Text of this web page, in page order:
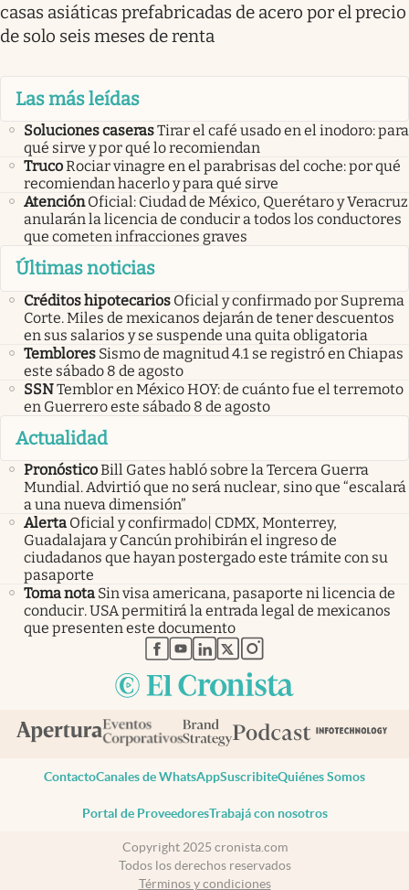
casas asiáticas prefabricadas de acero por el precio
de solo seis meses de renta
Las más leídas
Soluciones caserasTirar el café usado en el inodoro: para
qué sirve y por qué lo recomiendan
TrucoRociar vinagre en el parabrisas del coche: por qué
recomiendan hacerlo y para qué sirve
Atención Oficial: Ciudad de México, Querétaro y Veracruz
anularán la licencia de conducir a todos los conductores
que cometen infracciones graves
Últimas noticias
Créditos hipotecarios Oficial y confirmado por Suprema
Corte. Miles de mexicanos dejarán de tener descuentos
en sus salarios y se suspende una quita obligatoria
Temblores Sismo de magnitud 4.1 se registró en Chiapas
este sábado 8 de agosto
SSNTemblor en México HOY: de cuánto fue el terremoto
en Guerrero este sábado 8 de agosto
Actualidad
PronósticoBill Gates habló sobre la Tercera Guerra
Mundial. Advirtió que no será nuclear, sino que “escalará
a una nueva dimensión”
Alerta Oficial y confirmado| CDMX, Monterrey,
Guadalajara y Cancún prohibirán el ingreso de
ciudadanos que hayan postergado este trámite con su
pasaporte
Toma nota Sin visa americana, pasaporte ni licencia de
conducir. USA permitirá la entrada legal de mexicanos
que presenten este documento
abre en nueva pestaña
abre en nueva pestaña
abre en nueva pestaña
abre en nueva pestaña
abre en nueva pestaña
ContactoCanales de WhatsAppSuscribiteQuiénes Somos
Portal de ProveedoresTrabajá con nosotros
Copyright 2025 cronista.com
Todos los derechos reservados
Términos y condiciones